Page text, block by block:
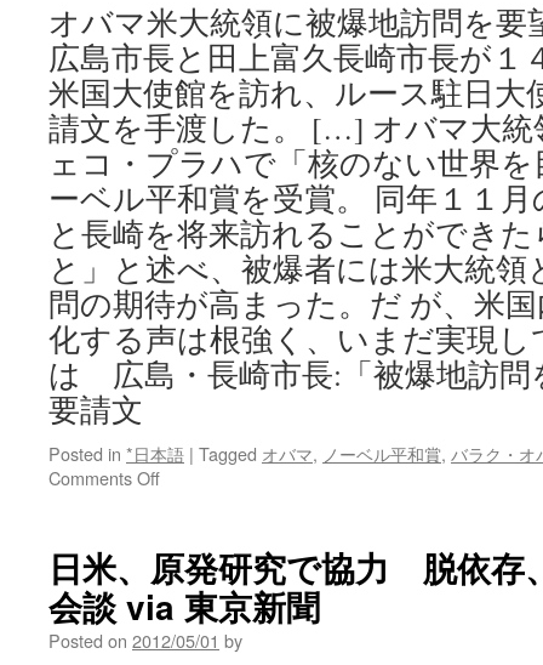
オバマ米大統領に被爆地訪問を要
広島市長と田上富久長崎市長が１
米国大使館を訪れ、ルース駐日大
請文を手渡した。 […] オバマ大統
ェコ・プラハで「核のない世界
ーベル平和賞を受賞。 同年１１
と長崎を将来訪れることができ
と」と述べ、被爆者には米大統
問の期待が高まった。だ が、米
化する声は根強く、いまだ実現し
は 広島・長崎市長:「被爆地訪問
要請文
Posted in *日本語 | Tagged オバマ, ノーベル平和賞, バラク・オ
Comments Offon
長
崎
市
長:
「被
日米、原発研究で協力 脱依
会談 via 東京新聞
Posted on 2012/05/01 by